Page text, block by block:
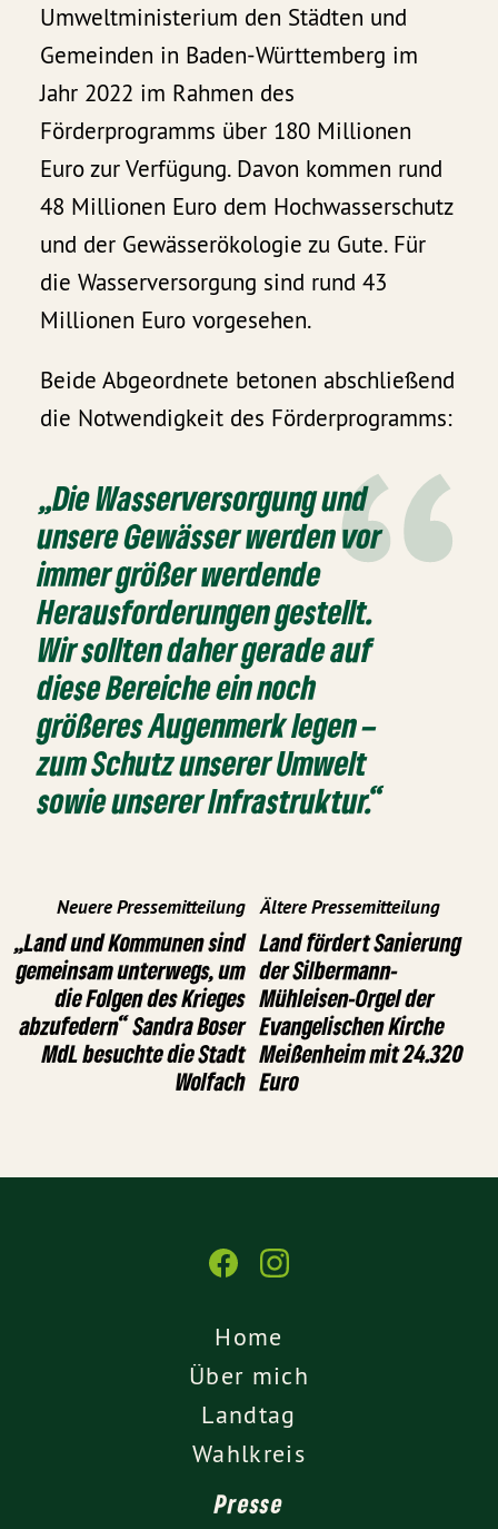
Umweltministerium den Städten und
Gemeinden in Baden-Württemberg im
Jahr 2022 im Rahmen des
Förderprogramms über 180 Millionen
Euro zur Verfügung. Davon kommen rund
48 Millionen Euro dem Hochwasserschutz
und der Gewässerökologie zu Gute. Für
die Wasserversorgung sind rund 43
Millionen Euro vorgesehen.
Beide Abgeordnete betonen abschließend
die Notwendigkeit des Förderprogramms:
„Die Wasserversorgung und
unsere Gewässer werden vor
immer größer werdende
Herausforderungen gestellt.
Wir sollten daher gerade auf
diese Bereiche ein noch
größeres Augenmerk legen –
zum Schutz unserer Umwelt
sowie unserer Infrastruktur.“
Neuere Pressemitteilung
„Land und Kommunen sind
gemeinsam unterwegs, um
die Folgen des Krieges
abzufedern“ Sandra Boser
MdL besuchte die Stadt
Wolfach
Ältere Pressemitteilung
Land fördert Sanierung
der Silbermann-
Mühleisen-Orgel der
Evangelischen Kirche
Meißenheim mit 24.320
Euro
Home
Über mich
Landtag
Wahlkreis
Presse